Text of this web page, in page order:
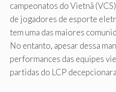
campeonatos do Vietnã
de jogadores de esporte
tem uma das maiores
No entanto, apesar dessa
performances das equipes
partidas do LCP